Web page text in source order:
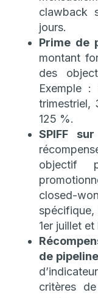
clawback
jours.
Prime de
montant
des
Exemple
125 %.
SPIFF
objectif
closed-
1er juillet et
de
critères